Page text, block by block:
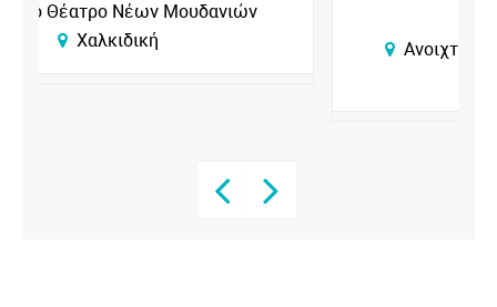
Επικοινωνίας
Ανοιχτό Θέατρο Νέων Μουδανιών